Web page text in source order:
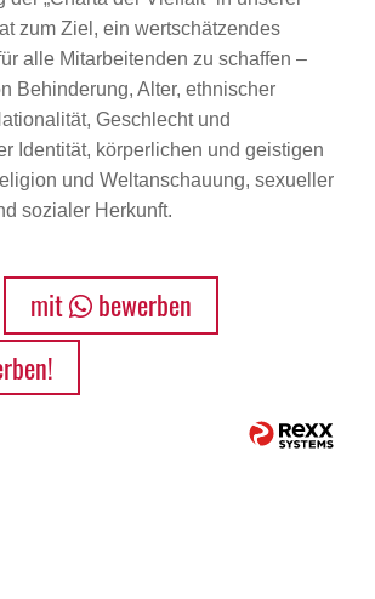
zum Ziel, ein wertschätzendes
alle Mitarbeitenden zu schaffen –
Behinderung, Alter, ethnischer
Geschlecht und
Identität, körperlichen und geistigen
und Weltanschauung, sexueller
sozialer Herkunft.
mit
bewerben